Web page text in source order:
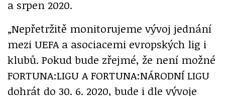
a srpen 2020.
„Nepřetržitě monitorujeme vývoj jednání
mezi UEFA a asociacemi evropských lig i
klubů. Pokud bude zřejmé, že není možné
FORTUNA:LIGU A FORTUNA:NÁRODNÍ LIGU
dohrát do 30. 6. 2020, bude i dle vývoje